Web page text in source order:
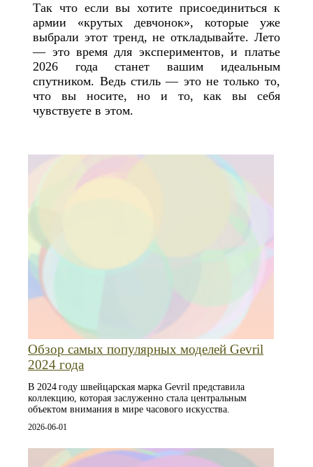
Так что если вы хотите присоединиться к
армии «крутых девчонок», которые уже
выбрали этот тренд, не откладывайте. Лето
— это время для экспериментов, и платье
2026 года станет вашим идеальным
спутником. Ведь стиль — это не только то,
что вы носите, но и то, как вы себя
чувствуете в этом.
Обзор самых популярных моделей Gevril
2024 года
В 2024 году швейцарская марка Gevril представила
коллекцию, которая заслуженно стала центральным
объектом внимания в мире часового искусства.
2026-06-01